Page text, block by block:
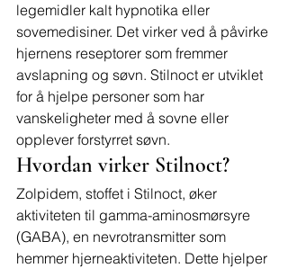
legemidler kalt hypnotika eller
sovemedisiner. Det virker ved å påvirke
hjernens reseptorer som fremmer
avslapning og søvn. Stilnoct er utviklet
for å hjelpe personer som har
vanskeligheter med å sovne eller
opplever forstyrret søvn.
Hvordan virker Stilnoct?
Zolpidem, stoffet i Stilnoct, øker
aktiviteten til gamma-aminosmørsyre
(GABA), en nevrotransmitter som
hemmer hjerneaktiviteten. Dette hjelper